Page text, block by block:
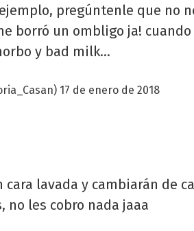
pregúntenle que no
borró un ombligo ja!
y bad milk...
17 de enero de 2018
lavada y cambiarán de
no les cobro nada jaaa